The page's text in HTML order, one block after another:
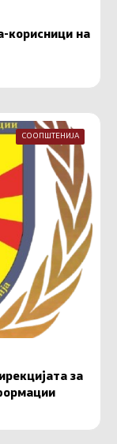
корисници на
СООПШТЕНИЈА
за